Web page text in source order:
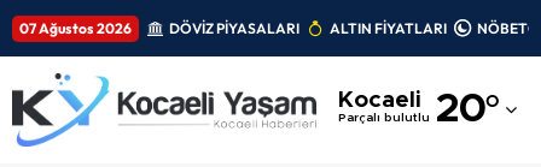
07 Ağustos 2026 DÖVİZ PİYASALARI ALTIN FİYATLARI
Kocaeli
Parçalı bulutlu 20°
Adıyaman